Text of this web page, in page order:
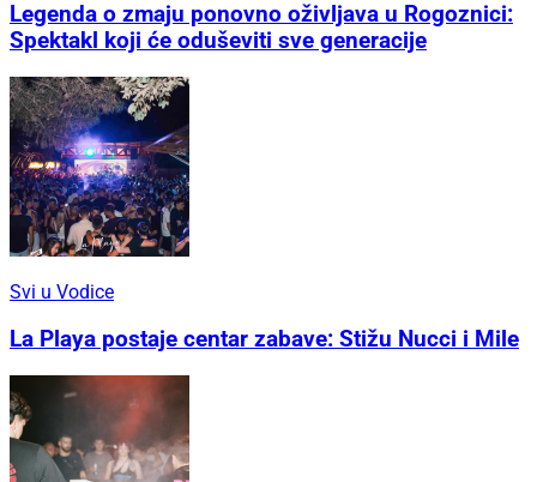
Legenda o zmaju ponovno oživljava u Rogoznici:
Spektakl koji će oduševiti sve generacije
Svi u Vodice
La Playa postaje centar zabave: Stižu Nucci i Mile